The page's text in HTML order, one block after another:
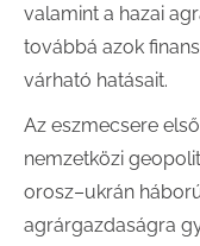
valamint a hazai
továbbá azok
várható hatásait.
Az eszmecsere
nemzetközi
orosz–ukrán
agrárgazdaságra